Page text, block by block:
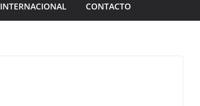
INTERNACIONAL CONTACTO